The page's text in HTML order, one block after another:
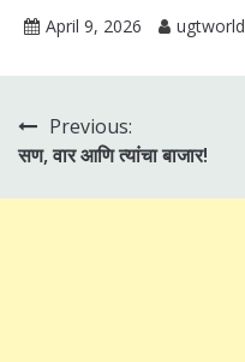
April 9, 2026 ugtworld
Post
navigation
Previous:
सण, वार आणि त्यांचा बाजार!